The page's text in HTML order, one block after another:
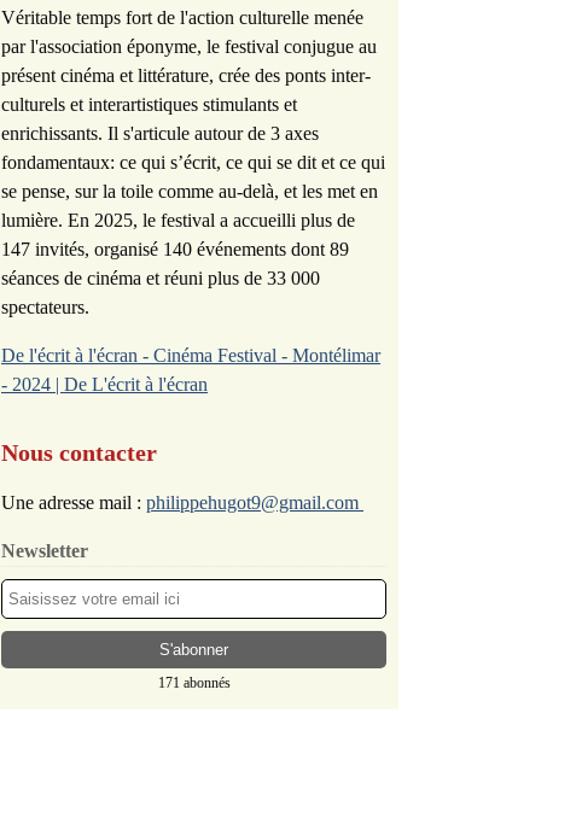
Véritable temps fort de l'action culturelle menée
par l'association éponyme, le festival conjugue au
présent cinéma et littérature, crée des ponts inter-
culturels et interartistiques stimulants et
enrichissants. Il s'articule autour de 3 axes
fondamentaux: ce qui s’écrit, ce qui se dit et ce qui
se pense, sur la toile comme au-delà, et les met en
lumière. En 2025, le festival a accueilli plus de
147 invités, organisé 140 événements dont 89
séances de cinéma et réuni plus de 33 000
spectateurs.
De l'écrit à l'écran - Cinéma Festival - Montélimar
- 2024 | De L'écrit à l'écran
Nous contacter
Une adresse mail : philippehugot9@gmail.com
Newsletter
171 abonnés